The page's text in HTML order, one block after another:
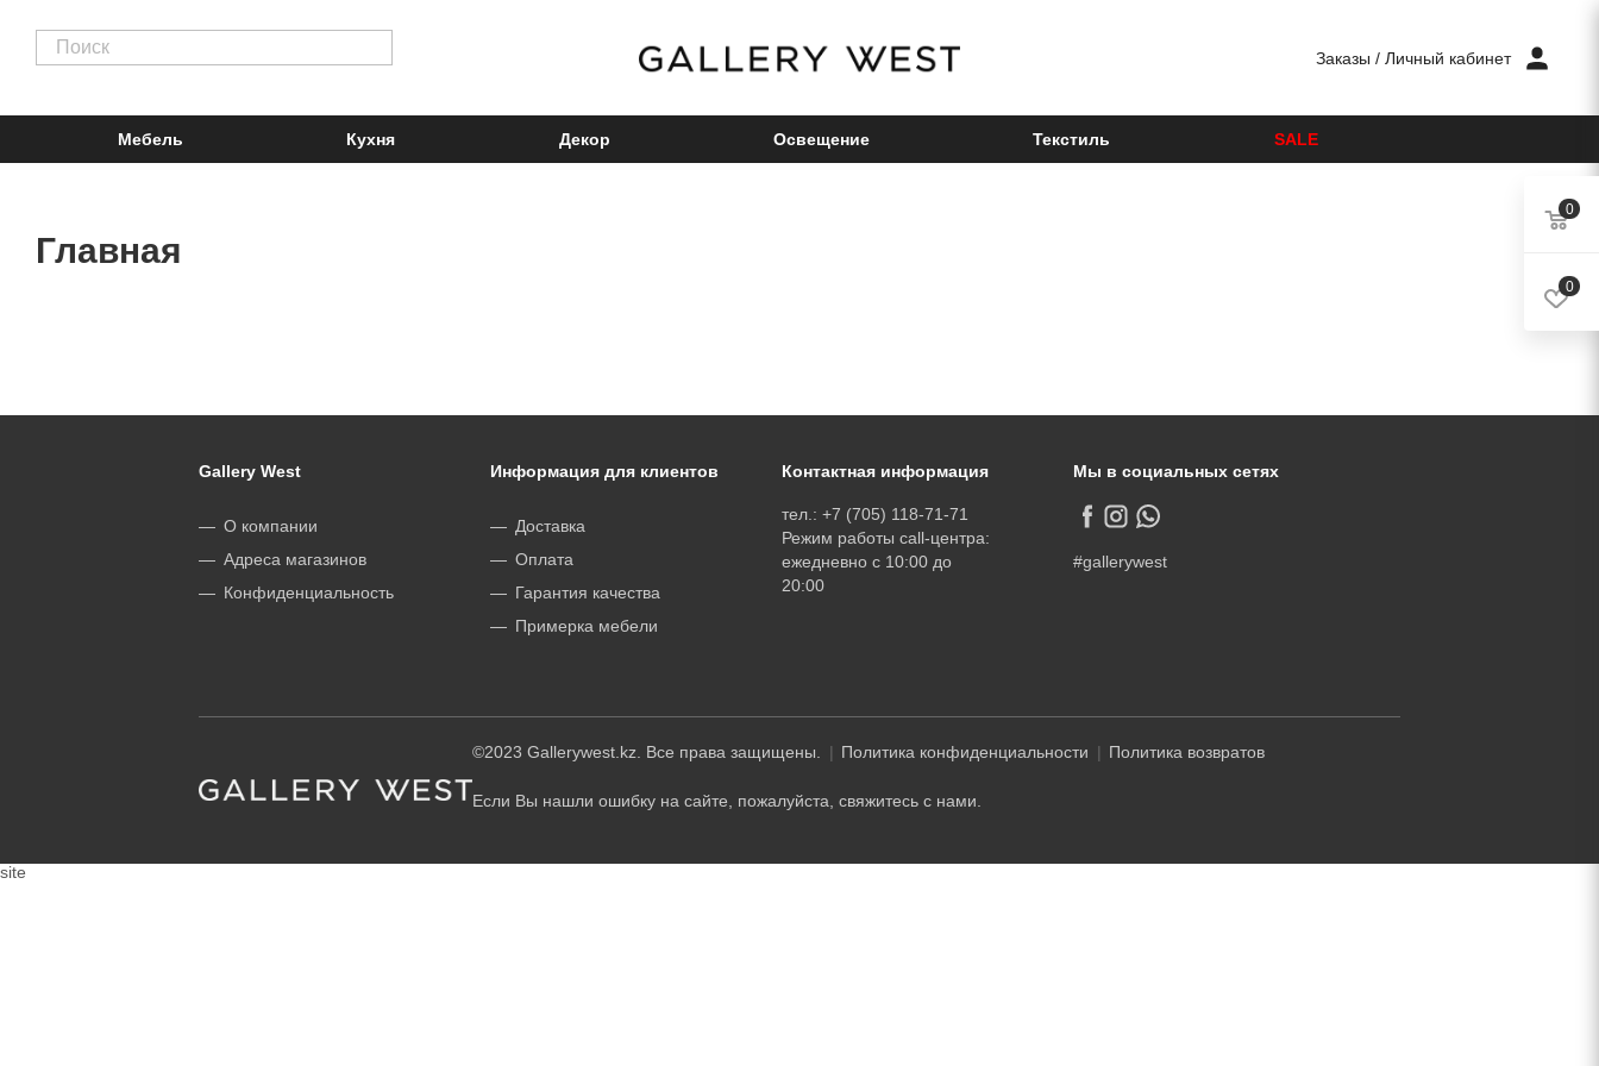
Заказы / Личный кабинет
Мебель Кухня Декор Освещение Текстиль SALE
Главная
Gallery West
О компании
Адреса магазинов
Конфиденциальность
Информация для клиентов
Доставка
Оплата
Гарантия качества
Примерка мебели
Контактная информация
тел.: +7 (705) 118-71-71
Режим работы call-центра:
ежедневно с 10:00 до
20:00
Мы в социальных сетях
#gallerywest
©2023 Gallerywest.kz. Все права защищены. Политика конфиденциальности Политика возвратов
Если Вы нашли ошибку на сайте, пожалуйста, свяжитесь с нами.
0
0
site